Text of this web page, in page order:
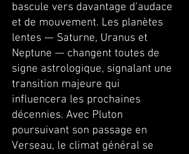
bascule vers davantage d’audace
et de mouvement. Les planètes
lentes — Saturne, Uranus et
Neptune — changent toutes de
signe astrologique, signalant une
transition majeure qui
influencera les prochaines
décennies. Avec Pluton
poursuivant son passage en
Verseau, le climat général se